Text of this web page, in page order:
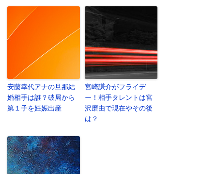
安藤幸代アナの旦那結
婚相手は誰？破局から
第１子を妊娠出産
宮崎謙介がフライデ
ー！相手タレントは宮
沢磨由で現在やその後
は？